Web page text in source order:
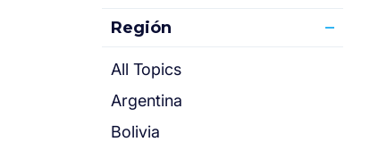
Región
All Topics
Argentina
Bolivia